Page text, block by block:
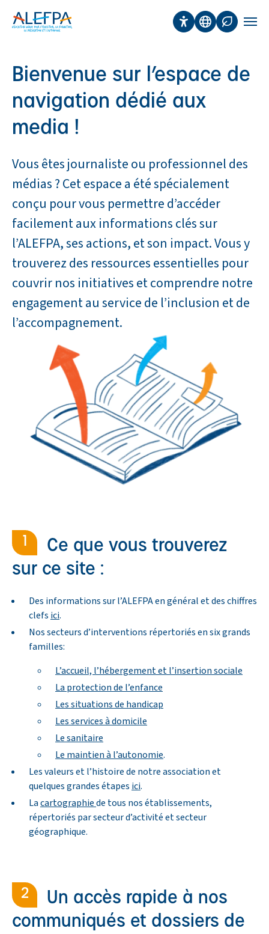
Aller au contenu principal
Accessibilité
Traduction
Affichage
Bienvenue sur l’espace de
navigation dédié aux
media !
Vous êtes journaliste ou professionnel des
médias ? Cet espace a été spécialement
conçu pour vous permettre d’accéder
facilement aux informations clés sur
l’ALEFPA, ses actions, et son impact. Vous y
trouverez des ressources essentielles pour
couvrir nos initiatives et comprendre notre
engagement au service de l’inclusion et de
l’accompagnement.
Ce que vous trouverez
sur ce site :
Des informations sur l’ALEFPA en général et des chiffres
clefs ici.
Nos secteurs d’interventions répertoriés en six grands
familles:
L’accueil, l’hébergement et l’insertion sociale
La protection de l’enfance
Les situations de handicap
Les services à domicile
Le sanitaire
Le maintien à l’autonomie.
Les valeurs et l’histoire de notre association et
quelques grandes étapes ici.
Lacartographiede tous nos établissements,
répertoriés par secteur d’activité et secteur
géographique.
Un accès rapide à nos
communiqués et dossiers de